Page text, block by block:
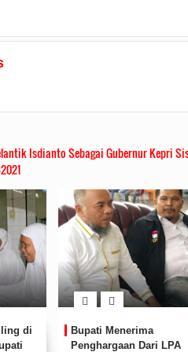
Isdianto Sebagai Gubernur Kepri
Dari LPA
Hasil Rekapitulasi,
Pasangan ASRI,